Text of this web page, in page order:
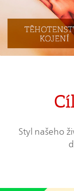
Styl našeho